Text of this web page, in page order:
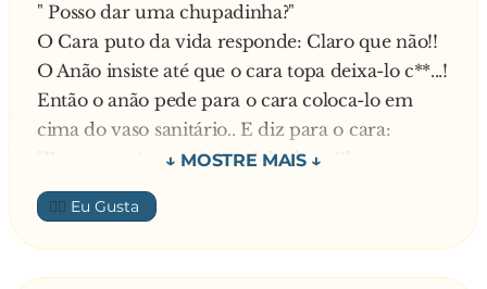
— Meu nome é Rosinha... Porque, quando eu
era um bebezinho, caiu uma rosa no meu
berço!
A mulher ficou encantada. E logo viu um
" Posso dar uma chupadinha?"
O Cara puto da vida responde: Claro que não!!
O Anão insiste até que o cara topa deixa-lo c**...!
Então o anão pede para o cara coloca-lo em
cima do vaso sanitário.. E diz para o cara:
"Bota essa pica aqui na minha boca!!"
O cara ja cheio de vontade não perde tempo e
bota a pica na boca do anão.. então o Anão dá
uma mordida e trinca os dentes e diz:
"Passa todo seu dinheiro, celular e chave do
👍🏼